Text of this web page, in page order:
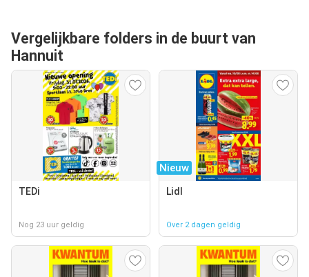
Vergelijkbare folders in de buurt van
Hannuit
TEDi
Nog 23 uur geldig
Nieuw
Lidl
Over 2 dagen geldig